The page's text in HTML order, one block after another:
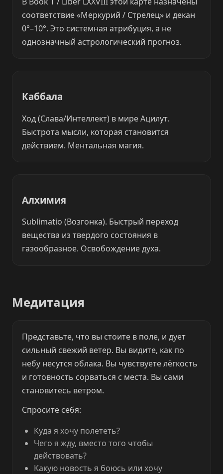
соответствие «Меркурий / Стрелец» и декан
0°–10°. Это системная атрибуция, а не
однозначный астрологический прогноз.
Каббала
Ход (Слава/Интеллект) в мире Ацилут.
Быстрота мысли, которая становится
действием. Ментальная магия.
Алхимия
Sublimatio (Возгонка). Быстрый переход
вещества из твердого состояния в
газообразное. Освобождение духа.
Медитация
Представьте, что вы стоите в поле, и дует
сильный свежий ветер. Вы видите, как по
небу несутся облака. Вы чувствуете лёгкость
и готовность сорваться с места. Вы сами
становитесь ветром.
Спросите себя:
Куда я хочу полететь?
Чего я жду, вместо того чтобы
действовать?
Какую новость я боюсь или хочу